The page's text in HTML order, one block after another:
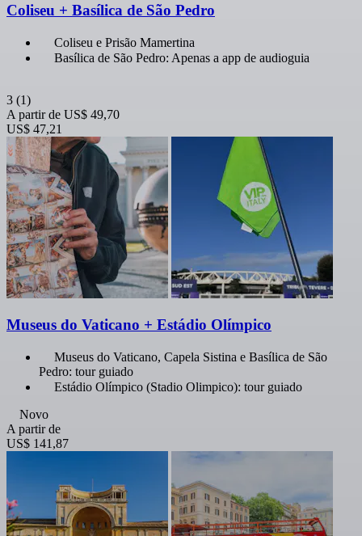
Coliseu + Basílica de São Pedro
Coliseu e Prisão Mamertina
Basílica de São Pedro: Apenas a app de audioguia
3 (1)
A partir de US$ 49,70
US$ 47,21
Museus do Vaticano + Estádio Olímpico
Museus do Vaticano, Capela Sistina e Basílica de São
Pedro: tour guiado
Estádio Olímpico (Stadio Olimpico): tour guiado
Novo
A partir de
US$ 141,87